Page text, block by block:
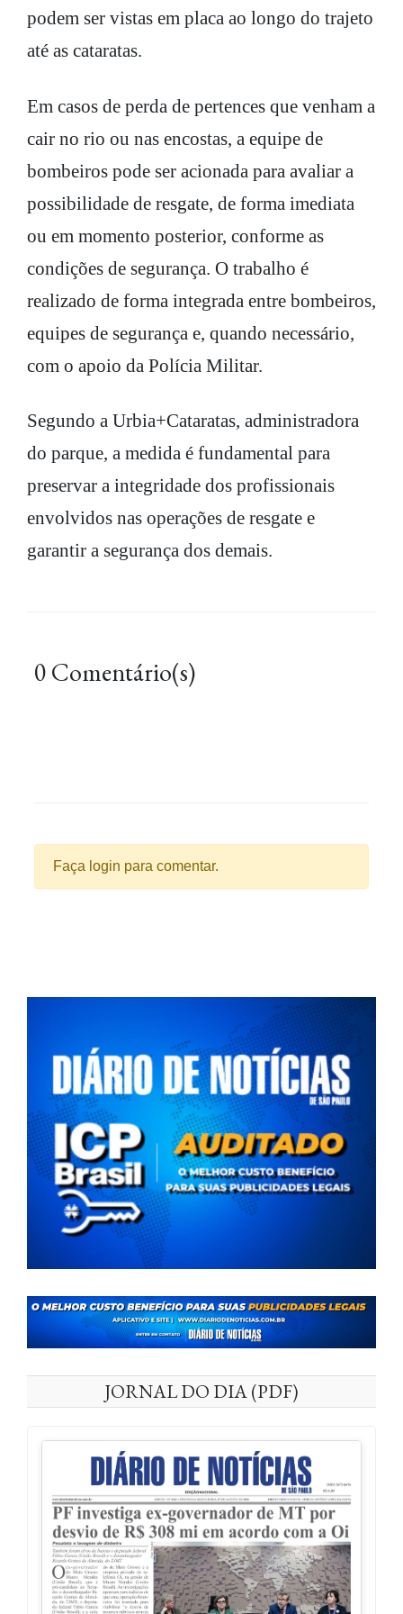
podem ser vistas em placa ao longo do trajeto
até as cataratas.
Em casos de perda de pertences que venham a
cair no rio ou nas encostas, a equipe de
bombeiros pode ser acionada para avaliar a
possibilidade de resgate, de forma imediata
ou em momento posterior, conforme as
condições de segurança. O trabalho é
realizado de forma integrada entre bombeiros,
equipes de segurança e, quando necessário,
com o apoio da Polícia Militar.
Segundo a Urbia+Cataratas, administradora
do parque, a medida é fundamental para
preservar a integridade dos profissionais
envolvidos nas operações de resgate e
garantir a segurança dos demais.
0 Comentário(s)
Faça login para comentar.
JORNAL DO DIA (PDF)